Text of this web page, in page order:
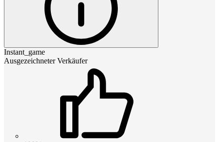
Instant_game
Ausgezeichneter Verkäufer